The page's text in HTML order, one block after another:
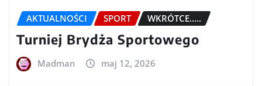
AKTUALNOŚCI SPORT WKRÓTCE.....
Turniej Brydża Sportowego
Madman maj 12, 2026